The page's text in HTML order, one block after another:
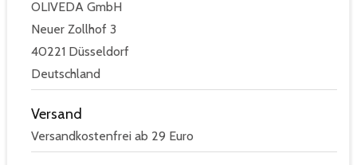
OLIVEDA GmbH
Neuer Zollhof 3
40221 Düsseldorf
Deutschland
Versand
Versandkostenfrei ab 29 Euro